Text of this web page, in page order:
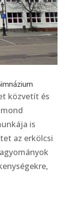
közvetít és
is
az erkölcsi